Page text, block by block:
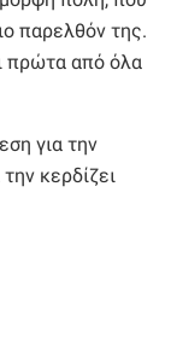
παρελθόν της.
πρώτα από όλα
για την
κερδίζει